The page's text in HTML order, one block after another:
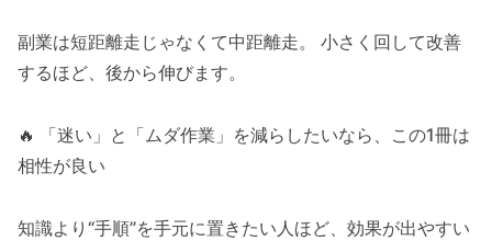
副業は短距離走じゃなくて中距離走。 小さく回して改善
するほど、後から伸びます。
🔥 「迷い」と「ムダ作業」を減らしたいなら、この1冊は
相性が良い
知識より“手順”を手元に置きたい人ほど、効果が出やすい